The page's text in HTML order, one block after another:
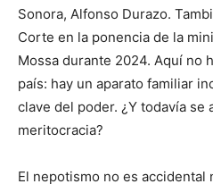
Sonora, Alfonso Durazo.
Corte en la ponencia de la
Mossa durante 2024. Aquí no
país: hay un aparato familiar
clave del poder. ¿Y todavía se
meritocracia?
El nepotismo no es accidental